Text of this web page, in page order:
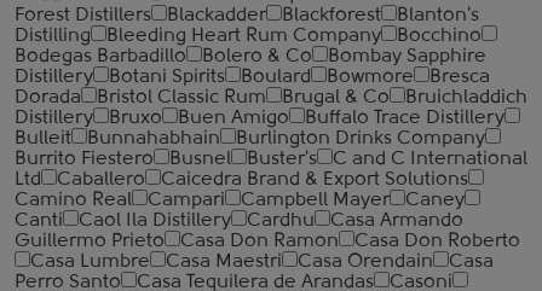
Forest Distillers
Blackadder Blackforest
Blanton's
Distilling
Bleeding Heart Rum Company
Bocchino
Bodegas Barbadillo
Bolero & Co
Bombay Sapphire
Distillery
Botani Spirits Boulard Bowmore
Bresca
Dorada
Bristol Classic Rum Brugal & Co
Bruichladdich
Distillery
Bruxo Buen Amigo
Buffalo Trace Distillery
Bulleit
Bunnahabhain
Burlington Drinks Company
Burrito Fiestero
Busnel Buster's
C and C International
Ltd
Caballero
Caicedra Brand & Export Solutions
Camino Real
Campari Campbell Mayer
Caney
Canti
Caol Ila Distillery Cardhu
Casa Armando
Guillermo Prieto
Casa Don Ramon
Casa Don Roberto
Casa Lumbre
Casa Maestri Casa Orendain
Casa
Perro Santo
Casa Tequilera de Arandas
Casoni